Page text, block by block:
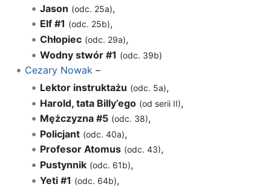
Jason (odc. 25a),
Elf #1 (odc. 25b),
Chłopiec (odc. 29a),
Wodny stwór #1 (odc. 39b)
Cezary Nowak–
Lektor instruktażu (odc. 5a),
Harold, tata Billy’ego (od serii II),
Mężczyzna #5 (odc. 38),
Policjant (odc. 40a),
Profesor Atomus (odc. 43),
Pustynnik (odc. 61b),
Yeti #1 (odc. 64b),